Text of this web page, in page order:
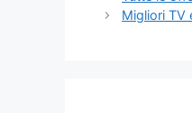
Migliori TV